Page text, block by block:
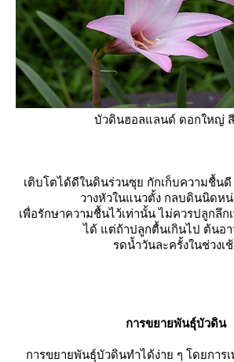
บัวดินฮอลแลนด์ ดอกใหญ่
เติบโตได้ดีในดินร่วนซุย กักเก็บความชื้น
วางหัวในแนวตั้ง กลบดินนิดหน่
เพื่อรักษาความชื้นไว้เท่านั้น ไม่ควรปลูกลึก
ได้ แต่ถ้าปลูกตื้นเกินไป ต้นอ
รดน้ำวันละครั้งในช่วงเ
การขยายพันธุ์บัวดิน
การขยายพันธุ์บัวดินทำได้ง่าย ๆ โดยการ